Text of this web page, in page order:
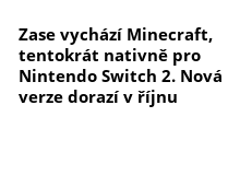
Zase vychází Minecraft,
tentokrát nativně pro
Nintendo Switch 2. Nová
verze dorazí v říjnu